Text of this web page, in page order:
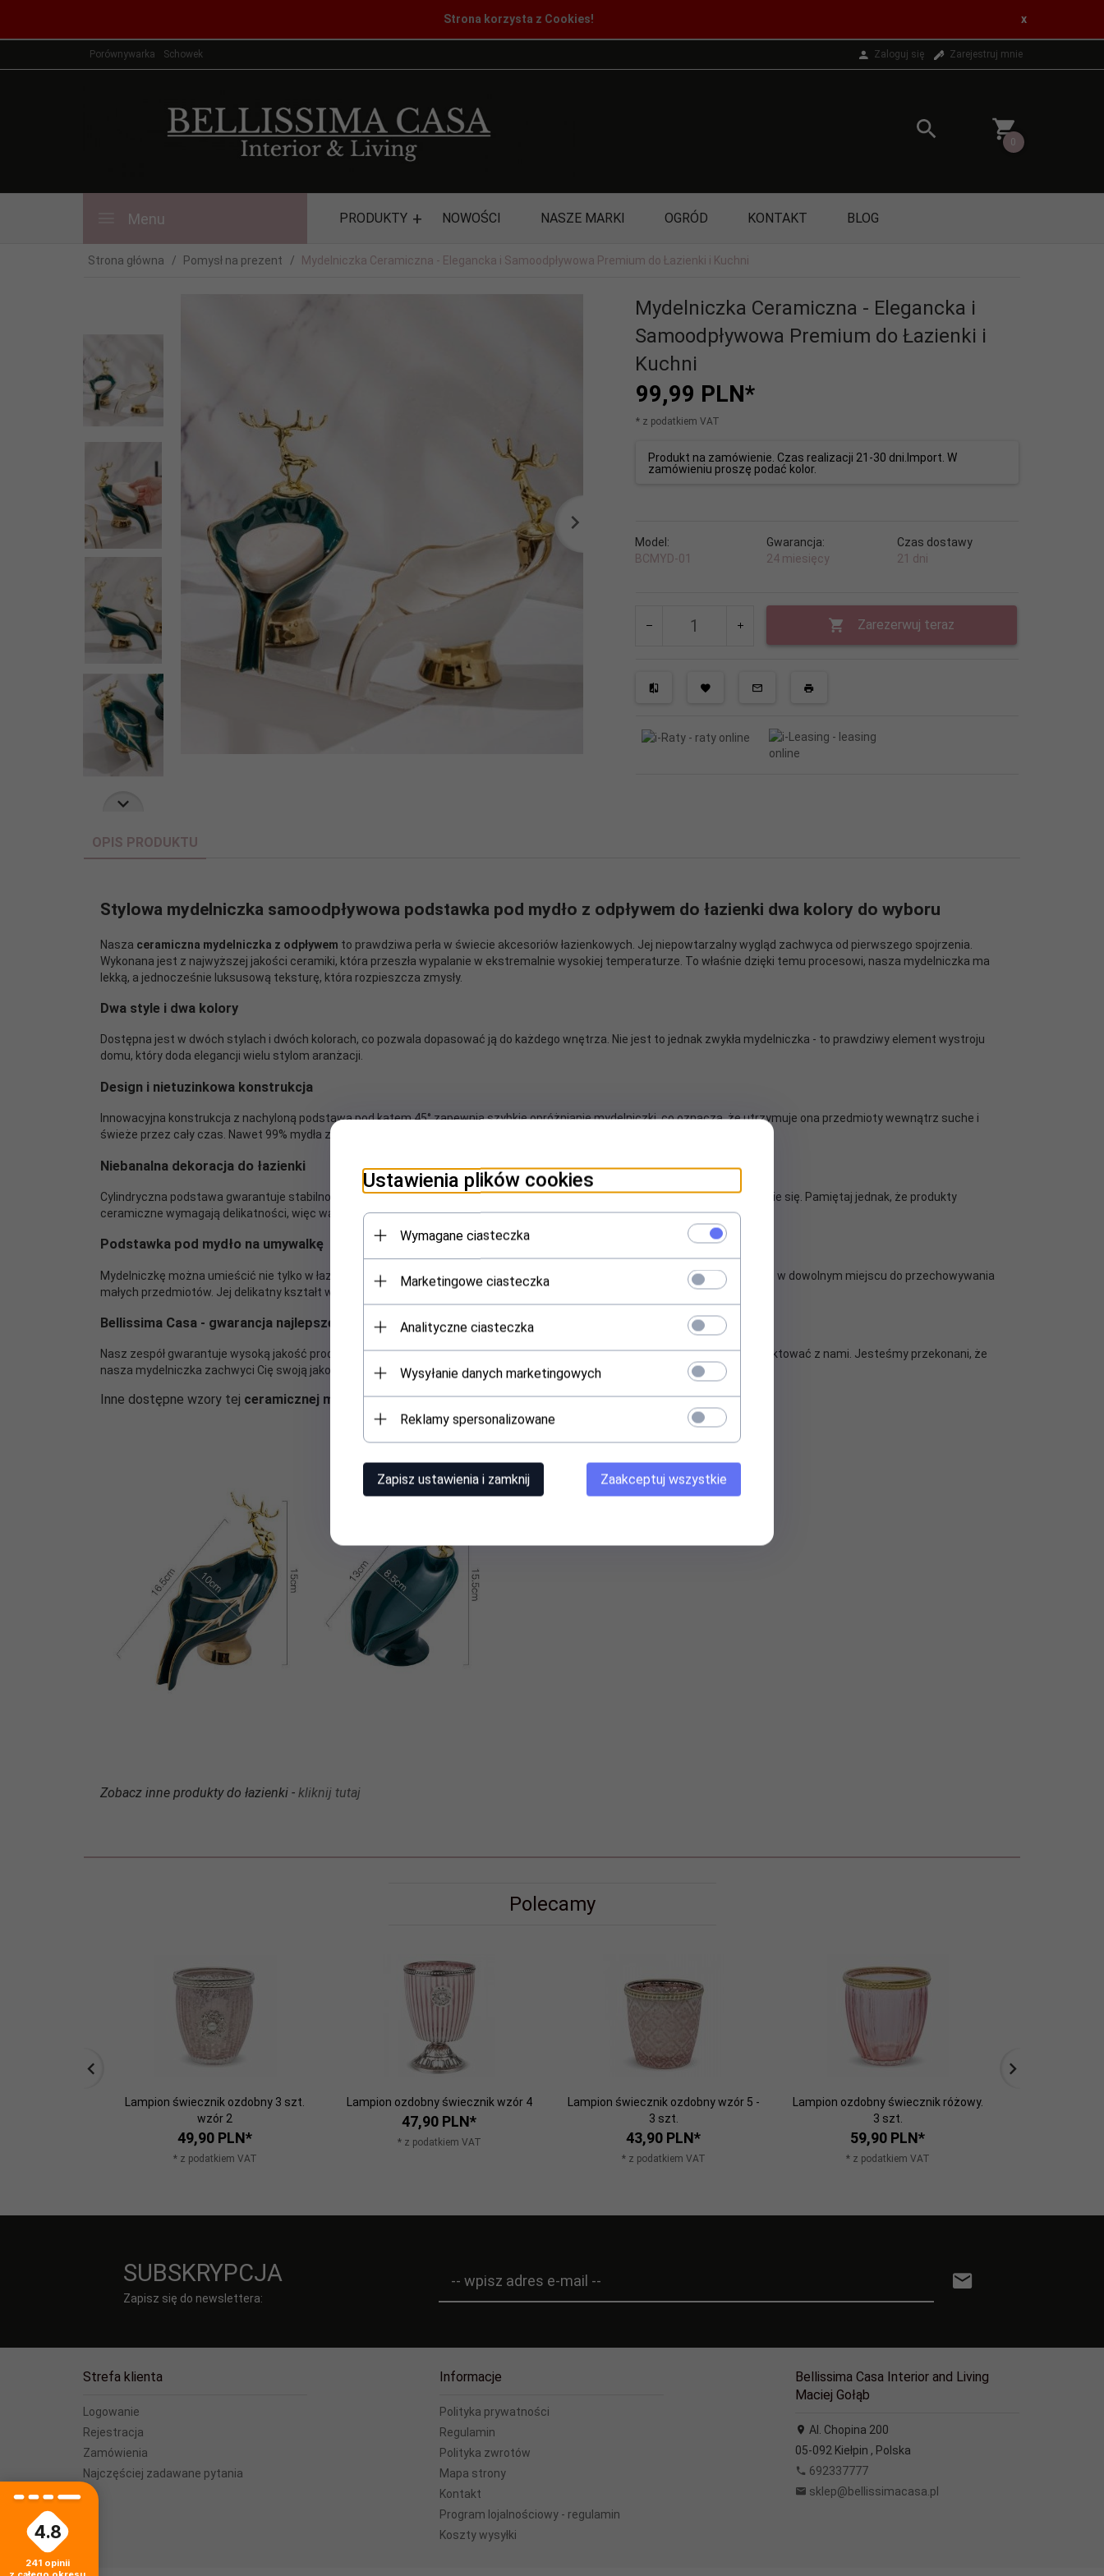
Strona korzysta z Cookies! x
Porównywarka Schowek Zaloguj się Zarejestruj mnie
0
Menu PRODUKTY NOWOŚCI NASZE MARKI OGRÓD KONTAKT BLOG
Strona główna Pomysł na prezent Mydelniczka Ceramiczna - Elegancka i Samoodpływowa Premium do Łazienki i Kuchni
Mydelniczka Ceramiczna - Elegancka i
Samoodpływowa Premium do Łazienki i
Kuchni
99,99 PLN*
* z podatkiem VAT
Produkt na zamówienie. Czas realizacji 21-30 dni.Import. W
zamówieniu proszę podać kolor.
Model:
BCMYD-01
Gwarancja:
24 miesięcy
Czas dostawy
21 dni
Zarezerwuj teraz
OPIS PRODUKTU
Stylowa mydelniczka samoodpływowa podstawka pod mydło z odpływem do łazienki dwa kolory do wyboru
Nasza ceramiczna mydelniczka z odpływem to prawdziwa perła w świecie akcesoriów łazienkowych. Jej niepowtarzalny wygląd zachwyca od pierwszego spojrzenia.
Wykonana jest z najwyższej jakości ceramiki, która przeszła wypalanie w ekstremalnie wysokiej temperaturze. To właśnie dzięki temu procesowi, nasza mydelniczka ma
lekką, a jednocześnie luksusową teksturę, która rozpieszcza zmysły.
Dwa style i dwa kolory
Dostępna jest w dwóch stylach i dwóch kolorach, co pozwala dopasować ją do każdego wnętrza. Nie jest to jednak zwykła mydelniczka - to prawdziwy element wystroju
domu, który doda elegancji wielu stylom aranżacji.
Design i nietuzinkowa konstrukcja
Innowacyjna konstrukcja z nachyloną podstawą pod kątem 45° zapewnia szybkie opróżnianie mydelniczki, co oznacza, że utrzymuje ona przedmioty wewnątrz suche i
świeże przez cały czas. Nawet 99% mydła zostaje wykorzystane, co czyni ją nie tylko estetyczną, ale i ekonomiczną.
Niebanalna dekoracja do łazienki
Cylindryczna podstawa gwarantuje stabilność, dzięki czemu możesz cieszyć się naszą mydelniczką bez obaw o jej przewracanie się. Pamiętaj jednak, że produkty
ceramiczne wymagają delikatności, więc warto obchodzić się z nią ostrożnie.
Podstawka pod mydło na umywalkę
Mydelniczkę można umieścić nie tylko w łazience, gdzie pomieści mydło, pędzle i inne drobiazgi. Możesz ją również wykorzystać w dowolnym miejscu do przechowywania
małych przedmiotów. Jej delikatny kształt wprowadzi odrobinę luksusu do każdego zakamarka Twojego domu.
Bellissima Casa - gwarancja najlepszej obsługi
Nasz zespół gwarantuje wysoką jakość produktów i profesjonalną obsługę. Jeśli masz jakiekolwiek pytania, nie wahaj się skontaktować z nami. Jesteśmy przekonani, że
nasza mydelniczka zachwyci Cię swoją jakością i urodą. To nie tylko akcesorium - to mały kawałek luksusu w Twoim domu.
Inne dostępne wzory tej ceramicznej mydelniczki-kliknij tutaj
Zobacz inne produkty do łazienki - kliknij tutaj
Polecamy
Lampion świecznik ozdobny 3 szt.
wzór 2
49,90 PLN*
* z podatkiem VAT
Lampion ozdobny świecznik wzór 4
47,90 PLN*
* z podatkiem VAT
Lampion świecznik ozdobny wzór 5 -
3 szt.
43,90 PLN*
* z podatkiem VAT
Lampion ozdobny świecznik różowy.
3 szt.
59,90 PLN*
* z podatkiem VAT
SUBSKRYPCJA
Zapisz się do newslettera:
-- wpisz adres e-mail --
Strefa klienta
Logowanie
Rejestracja
Zamówienia
Najczęściej zadawane pytania
Informacje
Polityka prywatności
Regulamin
Polityka zwrotów
Mapa strony
Kontakt
Program lojalnościowy - regulamin
Koszty wysyłki
Bellissima Casa Interior and Living
Maciej Gołąb
Al. Chopina 200
05-092 Kiełpin , Polska
692337777
sklep@bellissimacasa.pl
Ustawienia plików cookies
Wymagane ciasteczka
Marketingowe ciasteczka
Analityczne ciasteczka
Wysyłanie danych marketingowych
Reklamy spersonalizowane
Zapisz ustawienia i zamknij Zaakceptuj wszystkie
4.8
241 opinii